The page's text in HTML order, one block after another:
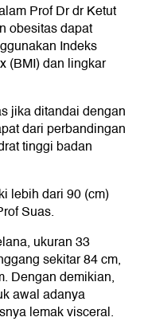
Prof Dr dr Ketut
obesitas dapat
Indeks
(BMI) dan lingkar
jika ditandai dengan
dari perbandingan
tinggi badan
lebih dari 90 (cm)
Suas.
ukuran 33
sekitar 84 cm,
Dengan demikian,
awal adanya
lemak visceral.